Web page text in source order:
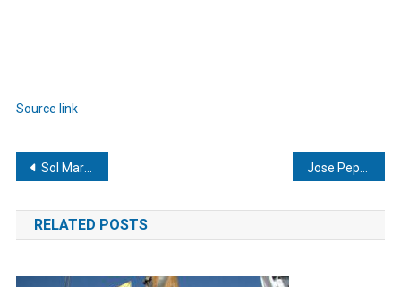
Source link
Navegación
de
entradas
Sol María Sthormes | Perfiles más Demandados en el Sector Petrolero y Energético 2026 Jose Pepe Leggio Cassara | Aviones icónicos y la infraestructura aeroportuaria
RELATED POSTS